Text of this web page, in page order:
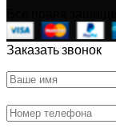
Заказать звонок